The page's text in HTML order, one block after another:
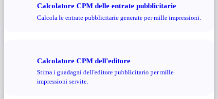
Calcolatore CPM delle entrate pubblicitarie
Calcola le entrate pubblicitarie generate per mille impressioni.
Calcolatore CPM dell'editore
Stima i guadagni dell'editore pubblicitario per mille
impressioni servite.